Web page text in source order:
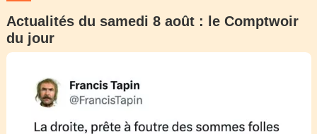
Actualités du samedi 8 août : le Comptwoir
du jour